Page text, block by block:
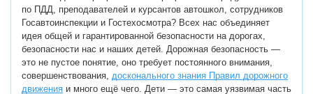
по ПДД, преподавателей и курсантов автошкол, сотрудников
Госавтоинспекции и Гостехосмотра? Всех нас объединяет
идея общей и гарантированной безопасности на дорогах,
безопасности нас и наших детей. Дорожная безопасность —
это не пустое понятие, оно требует постоянного внимания,
совершенствования, досконального знания Правил дорожного
движения и много ещё чего. Дети — это самая уязвимая часть